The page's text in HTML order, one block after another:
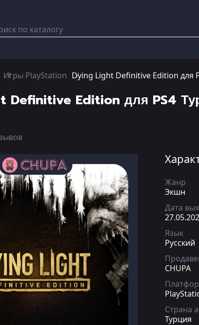
Игры PlayStation Dying Light Definitive Edition для
Definitive Edition для PS4
Жанр
Экшн
Дата
Язык
Русский
CHUPA
Страна
Турция